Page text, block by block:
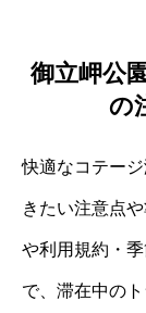
御立岬公
の
快適なコテー
きたい注意点
や利用規約・
で、滞在中の